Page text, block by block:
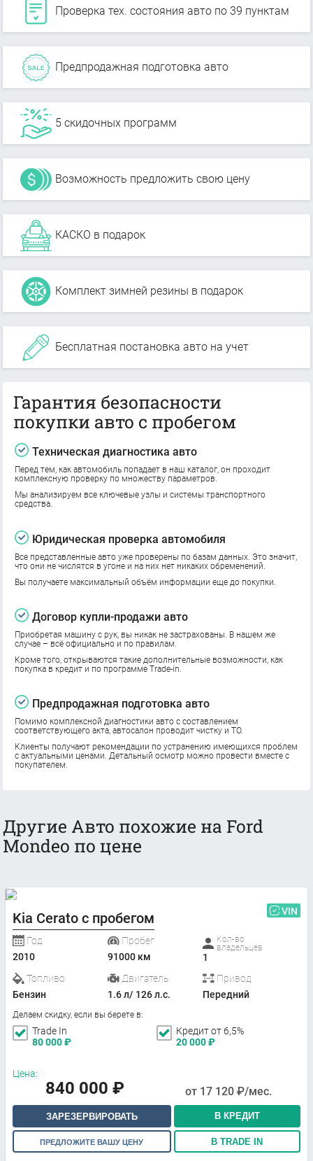
Проверка тех. состояния авто по 39 пунктам
Предпродажная подготовка авто
5 скидочных программ
Возможность предложить свою цену
КАСКО в подарок
Комплект зимней резины в подарок
Бесплатная постановка авто на учет
Гарантия безопасности
покупки авто с пробегом
Техническая диагностика авто
Перед тем, как автомобиль попадает в наш каталог, он проходит
комплексную проверку по множеству параметров.
Мы анализируем все ключевые узлы и системы транспортного
средства.
Юридическая проверка автомобиля
Все представленные авто уже проверены по базам данных. Это значит,
что они не числятся в угоне и на них нет никаких обременений.
Вы получаете максимальный объём информации еще до покупки.
Договор купли-продажи авто
Приобретая машину с рук, вы никак не застрахованы. В нашем же
случае – всё официально и по правилам.
Кроме того, открываются такие дополнительные возможности, как
покупка в кредит и по программе Trade-in.
Предпродажная подготовка авто
Помимо комплексной диагностики авто с составлением
соответствующего акта, автосалон проводит чистку и ТО.
Клиенты получают рекомендации по устранению имеющихся проблем
с актуальными ценами. Детальный осмотр можно провести вместе с
покупателем.
Другие Авто похожие на Ford
Mondeo по цене
Kia Cerato с пробегом VIN
Год
2010
Пробег
91000 км
Кол-во
владельцев
1
Топливо
Бензин
Двигатель
1.6 л/ 126 л.с.
Привод
Передний
Делаем скидку, если вы берете в:
Trade In
80 000₽
Кредит от 6,5%
20 000₽
Цена:
840 000 ₽ от 17 120 ₽/мес.
ЗАРЕЗЕРВИРОВАТЬ В КРЕДИТ
ПРЕДЛОЖИТЕ ВАШУ ЦЕНУ В TRADE IN